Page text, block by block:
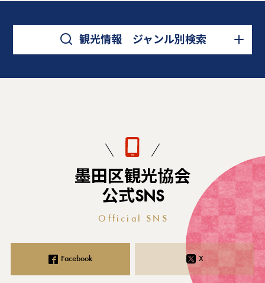
観光情報 ジャンル別検索
墨田区観光協会
公式SNS
Official SNS
Facebook X